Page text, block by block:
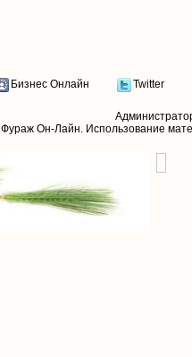
Бизнес Онлайн Twitter
Фураж Он-Лайн. Использование